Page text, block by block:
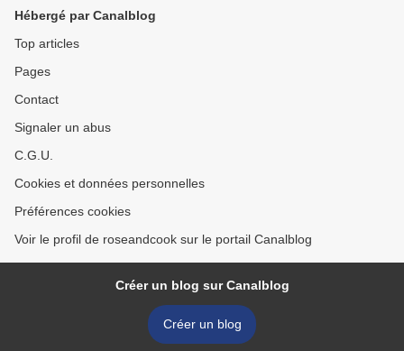
Hébergé par Canalblog
Top articles
Pages
Contact
Signaler un abus
C.G.U.
Cookies et données personnelles
Préférences cookies
Voir le profil de roseandcook sur le portail Canalblog
Créer un blog sur Canalblog
Créer un blog